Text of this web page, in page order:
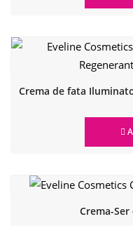
Crema-